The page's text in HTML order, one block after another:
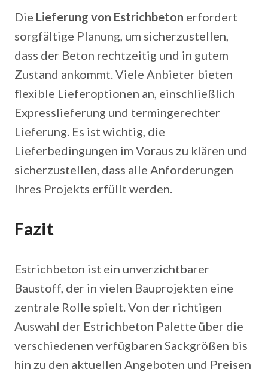
Die Lieferung von Estrichbeton erfordert
sorgfältige Planung, um sicherzustellen,
dass der Beton rechtzeitig und in gutem
Zustand ankommt. Viele Anbieter bieten
flexible Lieferoptionen an, einschließlich
Expresslieferung und termingerechter
Lieferung. Es ist wichtig, die
Lieferbedingungen im Voraus zu klären und
sicherzustellen, dass alle Anforderungen
Ihres Projekts erfüllt werden.
Fazit
Estrichbeton ist ein unverzichtbarer
Baustoff, der in vielen Bauprojekten eine
zentrale Rolle spielt. Von der richtigen
Auswahl der Estrichbeton Palette über die
verschiedenen verfügbaren Sackgrößen bis
hin zu den aktuellen Angeboten und Preisen